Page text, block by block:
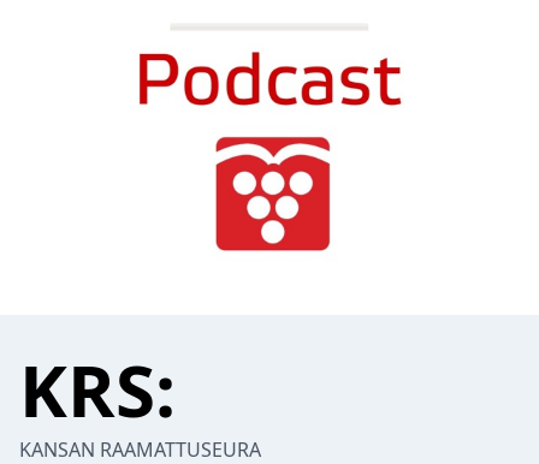
KRS:
KANSAN RAAMATTUSEURA